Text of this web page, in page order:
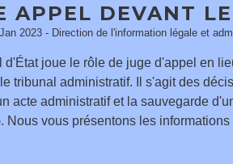
APPEL DEVANT
2023 - Direction de l'information légale et
d'État joue le rôle de juge d'appel en
tribunal administratif. Il s'agit des
acte administratif et la sauvegarde
Nous vous présentons les informations